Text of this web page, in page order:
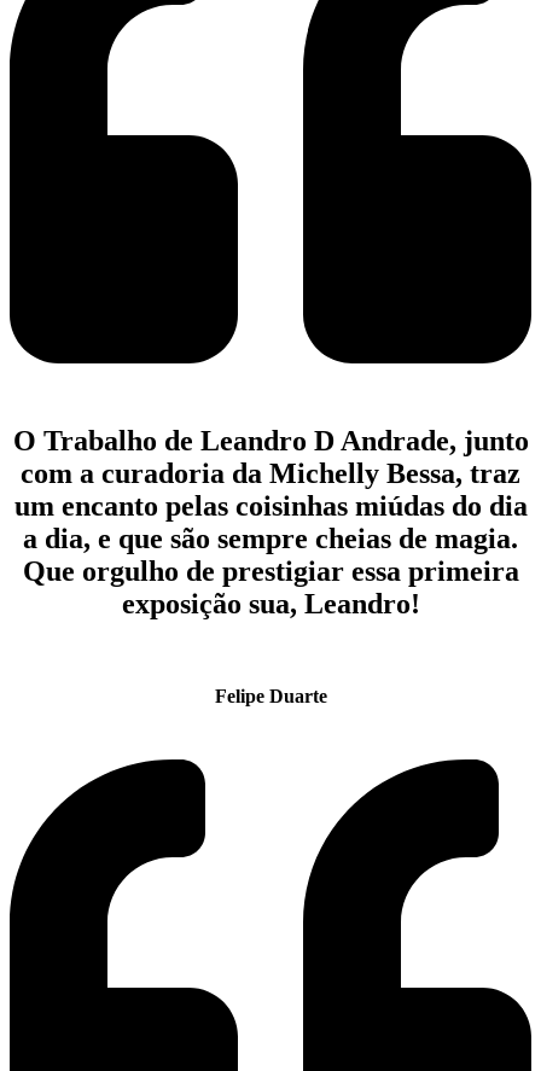
O Trabalho de Leandro D Andrade, junto
com a curadoria da Michelly Bessa, traz
um encanto pelas coisinhas miúdas do dia
a dia, e que são sempre cheias de magia.
Que orgulho de prestigiar essa primeira
exposição sua, Leandro!
Felipe Duarte